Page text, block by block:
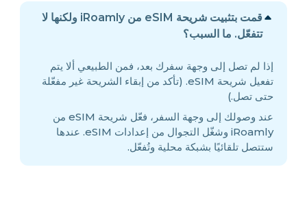
قمت بتثبيت شريحة eSIM من iRoamly ولكنها لا
تتفعّل. ما السبب؟
إذا لم تصل إلى وجهة سفرك بعد، فمن الطبيعي ألا يتم
تفعيل شريحة eSIM. (تأكد من إبقاء الشريحة غير مفعّلة
حتى تصل.)
عند وصولك إلى وجهة السفر، فعّل شريحة eSIM من
iRoamly وشغّل التجوال من إعدادات eSIM. عندها
ستتصل تلقائيًا بشبكة محلية وتُفعّل.